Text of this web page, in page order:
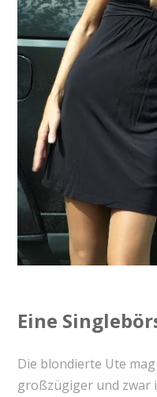
Eine
Die blondierte Ute
großzügiger und zwar